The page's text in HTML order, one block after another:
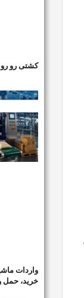
کشتی رو
واردات
خرید،